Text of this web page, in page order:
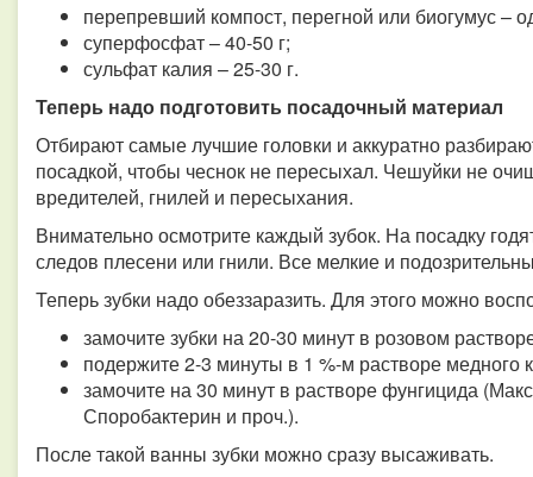
перепревший компост, перегной или биогумус –
суперфосфат – 40-50 г;
сульфат калия – 25-30 г.
Теперь надо подготовить посадочный материал
Отбирают самые лучшие головки и аккуратно
посадкой, чтобы чеснок не пересыхал. Чешуйки не
вредителей, гнилей и пересыхания.
Внимательно осмотрите каждый зубок. На посадку
следов плесени или гнили. Все мелкие и
Теперь зубки надо обеззаразить. Для этого можно
замочите зубки на 20-30 минут в розовом
подержите 2-3 минуты в 1 %-м растворе медного
замочите на 30 минут в растворе фунгицида
Споробактерин и проч.).
После такой ванны зубки можно сразу высаживать.